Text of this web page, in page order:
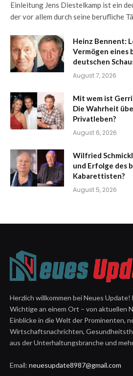
Einleitung Jens Diestelkamp ist ein
der vor allem durch seine berufliche
Heinz Bennent:
Vermögen eines
deutschen
August 7, 2026
Mit wem ist
Die Wahrheit
Privatleben?
August 6, 2026
Wilfried
und Erfolge des
Kabarettisten?
August 5, 2026
Herzlich willkommen bei Neues Update!
Wichtige an einem Ort – von aktuellen
Einblicke in die Welt der Prominenten,
Wirtschaftsnachrichten,
aus der Unterhaltungsbranche und
Email: neuesupdate8987@gmail.com